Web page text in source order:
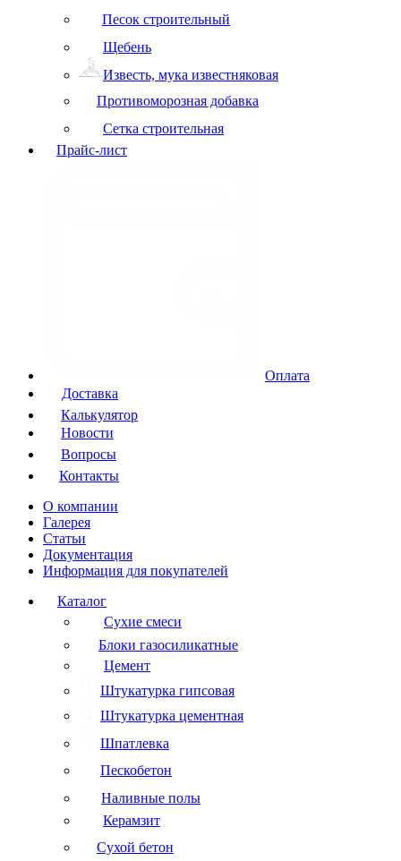
Песок строительный
Щебень
Известь, мука известняковая
Противоморозная добавка
Сетка строительная
Прайс-лист
Оплата
Доставка
Калькулятор
Новости
Вопросы
Контакты
О компании
Галерея
Статьи
Документация
Информация для покупателей
Каталог
Сухие смеси
Блоки газосиликатные
Цемент
Штукатурка гипсовая
Штукатурка цементная
Шпатлевка
Пескобетон
Наливные полы
Керамзит
Сухой бетон